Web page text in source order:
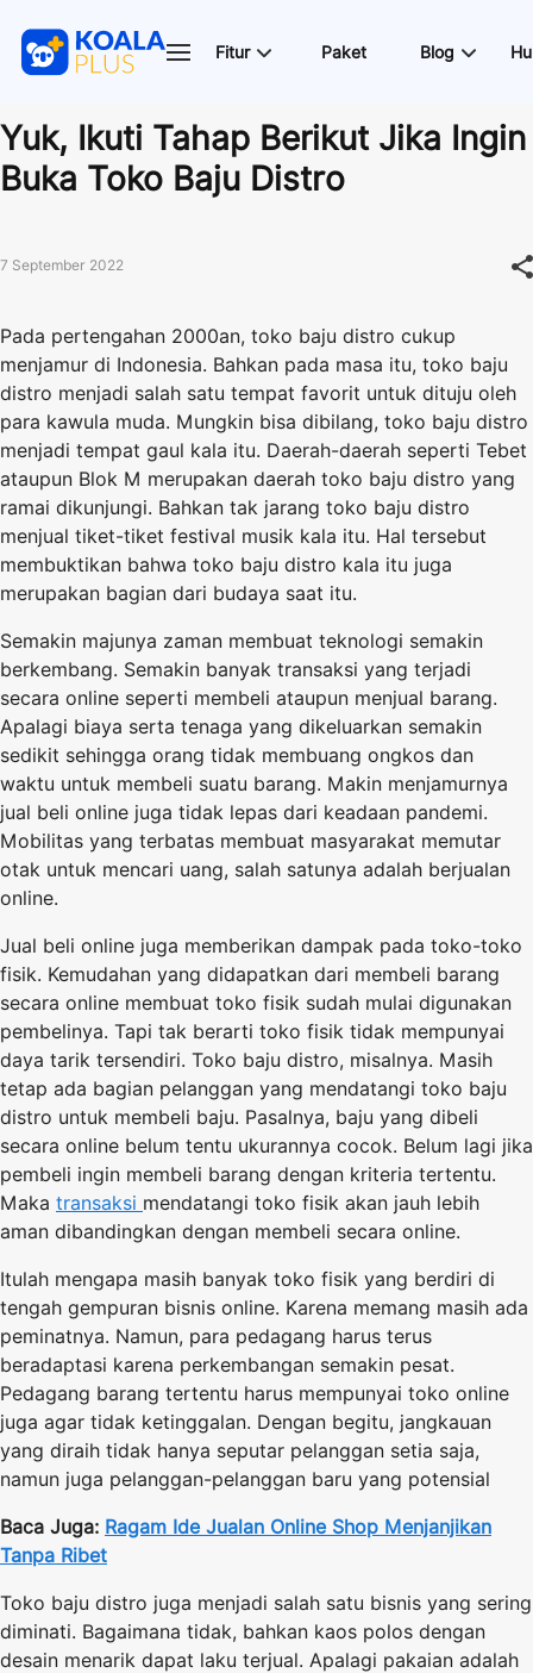
Fitur Paket Blog
Yuk, Ikuti Tahap Berikut Jika Ingin
Buka Toko Baju Distro
7 September 2022
Pada pertengahan 2000an, toko baju distro cukup
menjamur di Indonesia. Bahkan pada masa itu, toko baju
distro menjadi salah satu tempat favorit untuk dituju oleh
para kawula muda. Mungkin bisa dibilang, toko baju distro
menjadi tempat gaul kala itu. Daerah-daerah seperti Tebet
ataupun Blok M merupakan daerah toko baju distro yang
ramai dikunjungi. Bahkan tak jarang toko baju distro
menjual tiket-tiket festival musik kala itu. Hal tersebut
membuktikan bahwa toko baju distro kala itu juga
merupakan bagian dari budaya saat itu.
Semakin majunya zaman membuat teknologi semakin
berkembang. Semakin banyak transaksi yang terjadi
secara online seperti membeli ataupun menjual barang.
Apalagi biaya serta tenaga yang dikeluarkan semakin
sedikit sehingga orang tidak membuang ongkos dan
waktu untuk membeli suatu barang. Makin menjamurnya
jual beli online juga tidak lepas dari keadaan pandemi.
Mobilitas yang terbatas membuat masyarakat memutar
otak untuk mencari uang, salah satunya adalah berjualan
online.
Jual beli online juga memberikan dampak pada toko-toko
fisik. Kemudahan yang didapatkan dari membeli barang
secara online membuat toko fisik sudah mulai digunakan
pembelinya. Tapi tak berarti toko fisik tidak mempunyai
daya tarik tersendiri. Toko baju distro, misalnya. Masih
tetap ada bagian pelanggan yang mendatangi toko baju
distro untuk membeli baju. Pasalnya, baju yang dibeli
secara online belum tentu ukurannya cocok. Belum lagi jika
pembeli ingin membeli barang dengan kriteria tertentu.
Maka transaksi mendatangi toko fisik akan jauh lebih
aman dibandingkan dengan membeli secara online.
Itulah mengapa masih banyak toko fisik yang berdiri di
tengah gempuran bisnis online. Karena memang masih ada
peminatnya. Namun, para pedagang harus terus
beradaptasi karena perkembangan semakin pesat.
Pedagang barang tertentu harus mempunyai toko online
juga agar tidak ketinggalan. Dengan begitu, jangkauan
yang diraih tidak hanya seputar pelanggan setia saja,
namun juga pelanggan-pelanggan baru yang potensial
Baca Juga: Ragam Ide Jualan Online Shop Menjanjikan
Tanpa Ribet
Toko baju distro juga menjadi salah satu bisnis yang sering
diminati. Bagaimana tidak, bahkan kaos polos dengan
desain menarik dapat laku terjual. Apalagi pakaian adalah